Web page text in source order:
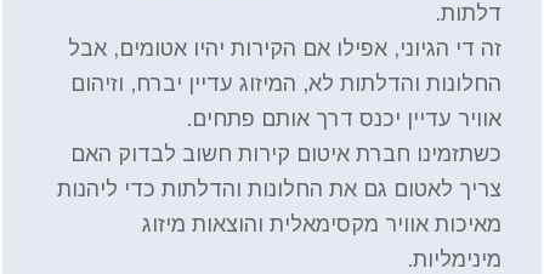
דלתות.
זה די הגיוני, אפילו אם הקירות יהיו אטומים, אבל
החלונות והדלתות לא, המיזוג עדיין יברח, וזיהום
אוויר עדיין יכנס דרך אותם פתחים.
כשתזמינו חברת איטום קירות חשוב לבדוק האם
צריך לאטום גם את החלונות והדלתות כדי ליהנות
מאיכות אוויר מקסימאלית והוצאות מיזוג
מינימליות.